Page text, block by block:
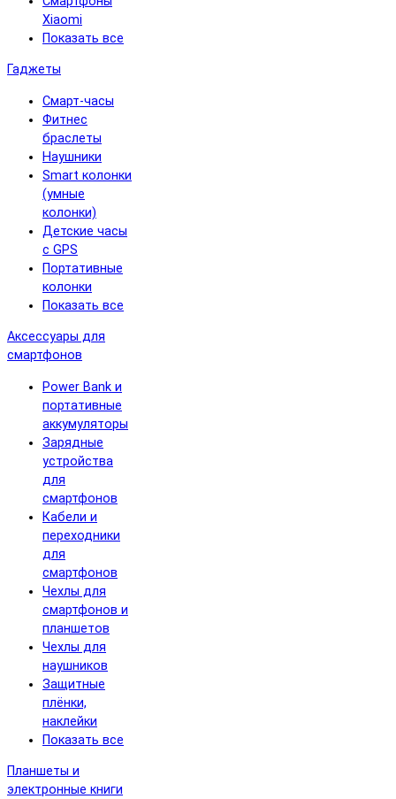
Xiaomi
Показать все
Гаджеты
Смарт-часы
Фитнес
браслеты
Наушники
Smart колонки
(умные
колонки)
Детские часы
с GPS
Портативные
колонки
Показать все
Аксессуары для
смартфонов
Power Bank и
портативные
аккумуляторы
Зарядные
устройства
для
смартфонов
Кабели и
переходники
для
смартфонов
Чехлы для
смартфонов и
планшетов
Чехлы для
наушников
Защитные
плёнки,
наклейки
Показать все
Планшеты и
электронные книги